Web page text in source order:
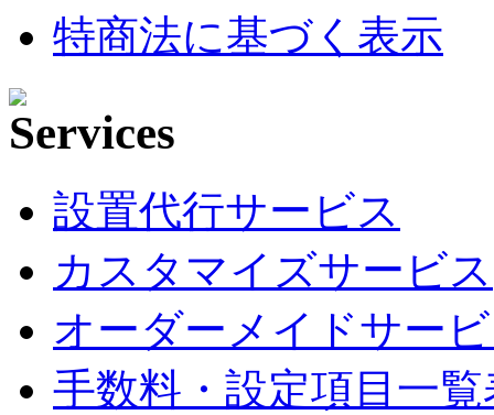
特商法に基づく表示
設置代行サービス
カスタマイズサービス
オーダーメイドサー
手数料・設定項目一覧